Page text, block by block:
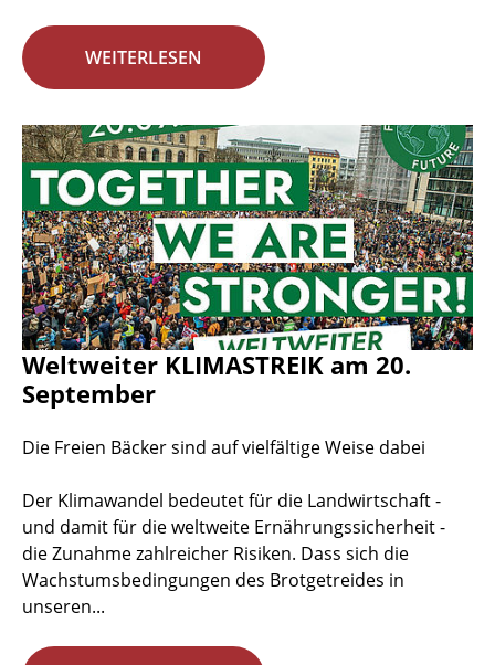
WEITERLESEN
Weltweiter KLIMASTREIK am 20.
September
Die Freien Bäcker sind auf vielfältige Weise dabei
Der Klimawandel bedeutet für die Landwirtschaft -
und damit für die weltweite Ernährungssicherheit -
die Zunahme zahlreicher Risiken. Dass sich die
Wachstumsbedingungen des Brotgetreides in
unseren...